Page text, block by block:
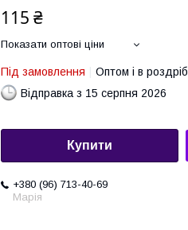
115 ₴
Показати оптові ціни
Під замовлення Оптом і в роздріб
Відправка з 15 серпня 2026
Купити
+380 (96) 713-40-69
Марія